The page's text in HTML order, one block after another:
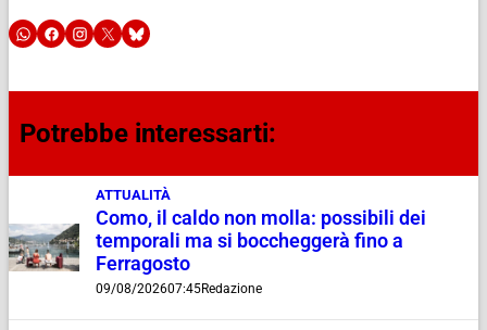
Potrebbe interessarti:
ATTUALITÀ
Como, il caldo non molla: possibili dei
temporali ma si boccheggerà fino a
Ferragosto
09/08/202607:45Redazione